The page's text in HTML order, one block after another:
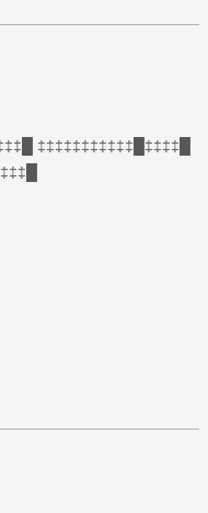
‡‡‡‡‡‡‡‡‡‡‡█‡‡‡‡█